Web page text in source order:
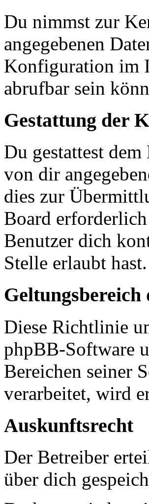
Du nimmst zur
angegebenen
Konfiguration im
abrufbar sein
Gestattung der
Du gestattest
von dir
dies zur
Board
Benutzer dich
Stelle erlaubt hast.
Diese Richtlinie
phpBB-Software
Bereichen seiner
verarbeitet, wird
Auskunftsrecht
Der Betreiber
über dich